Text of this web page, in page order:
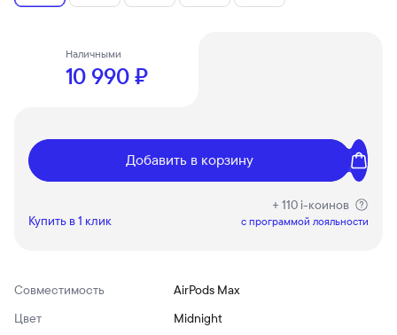
Наличными
10 990 ₽
Добавить в корзину
Купить в 1 клик
+ 110 i-коинов
c программой лояльности
Совместимость
AirPods Max
Цвет
Midnight